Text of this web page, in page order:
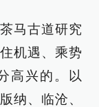
马古道研究
机遇、乘势
高兴的。以
纳、临沧、